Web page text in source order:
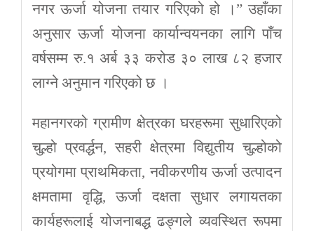
नगर ऊर्जा योजना तयार गरिएको हो ।” उहाँका
अनुसार ऊर्जा योजना कार्यान्वयनका लागि पाँच
वर्षसम्म रु.१ अर्ब ३३ करोड ३० लाख ८२ हजार
लाग्ने अनुमान गरिएको छ ।
महानगरको ग्रामीण क्षेत्रका घरहरूमा सुधारिएको
चुल्हो प्रवर्द्धन, सहरी क्षेत्रमा विद्युतीय चुल्होको
प्रयोगमा प्राथमिकता, नवीकरणीय ऊर्जा उत्पादन
क्षमतामा वृद्धि, ऊर्जा दक्षता सुधार लगायतका
कार्यहरूलाई योजनाबद्ध ढङ्गले व्यवस्थित रूपमा